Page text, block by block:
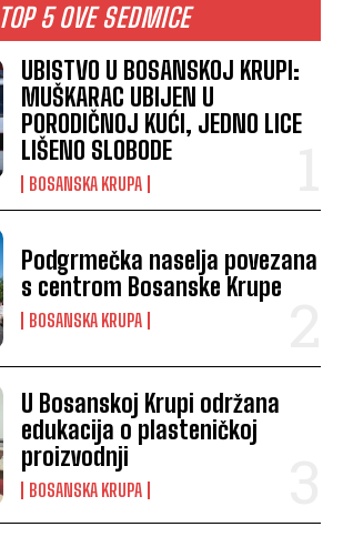
TOP 5 OVE SEDMICE
UBISTVO U BOSANSKOJ KRUPI:
MUŠKARAC UBIJEN U
PORODIČNOJ KUĆI, JEDNO LICE
LIŠENO SLOBODE
BOSANSKA KRUPA
Podgrmečka naselja povezana
s centrom Bosanske Krupe
BOSANSKA KRUPA
U Bosanskoj Krupi održana
edukacija o plasteničkoj
proizvodnji
BOSANSKA KRUPA